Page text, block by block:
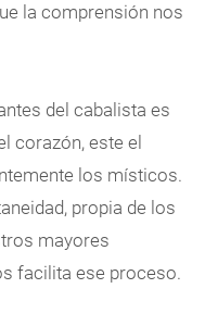
la comprensión nos
del cabalista es
corazón, este el
los místicos.
propia de los
mayores
facilita ese proceso.